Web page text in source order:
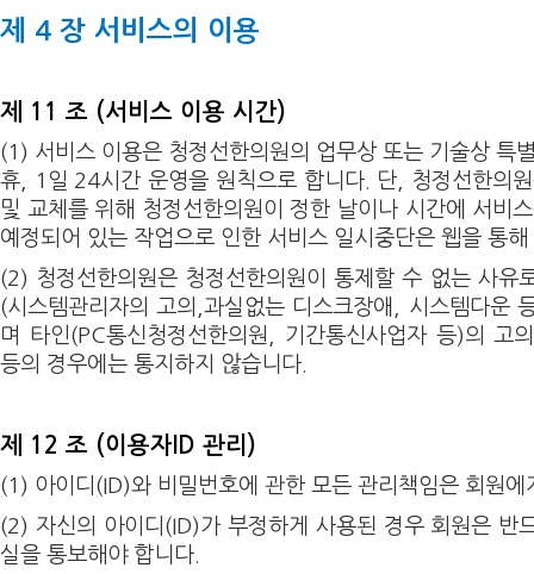
제 4 장 서비스의 이용
제 11 조 (서비스 이용 시간)
(1) 서비스 이용은 청정선한의원의 업무상 또는 기술상 특
휴, 1일 24시간 운영을 원칙으로 합니다. 단, 청정선한의
및 교체를 위해 청정선한의원이 정한 날이나 시간에 서비
예정되어 있는 작업으로 인한 서비스 일시중단은 웹을 통
(2) 청정선한의원은 청정선한의원이 통제할 수 없는 사유
(시스템관리자의 고의,과실없는 디스크장애, 시스템다운
며 타인(PC통신청정선한의원, 기간통신사업자 등)의 고
등의 경우에는 통지하지 않습니다.
제 12 조 (이용자ID 관리)
(1) 아이디(ID)와 비밀번호에 관한 모든 관리책임은 회원에
(2) 자신의 아이디(ID)가 부정하게 사용된 경우 회원은 반
실을 통보해야 합니다.